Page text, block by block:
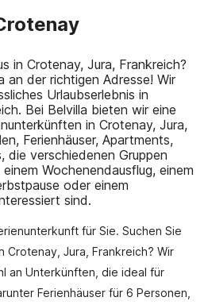
in Crotenay, Jura, Frankreich?
an der richtigen Adresse! Wir
Urlaubserlebnis in
Bei Belvilla bieten wir eine
in Crotenay, Jura,
Ferienhäuser, Apartments,
die verschiedenen Gruppen
Wochenendausflug, einem
oder einem
sind.
für Sie. Suchen Sie
Crotenay, Jura, Frankreich? Wir
an Unterkünften, die ideal für
Ferienhäuser für 6 Personen,